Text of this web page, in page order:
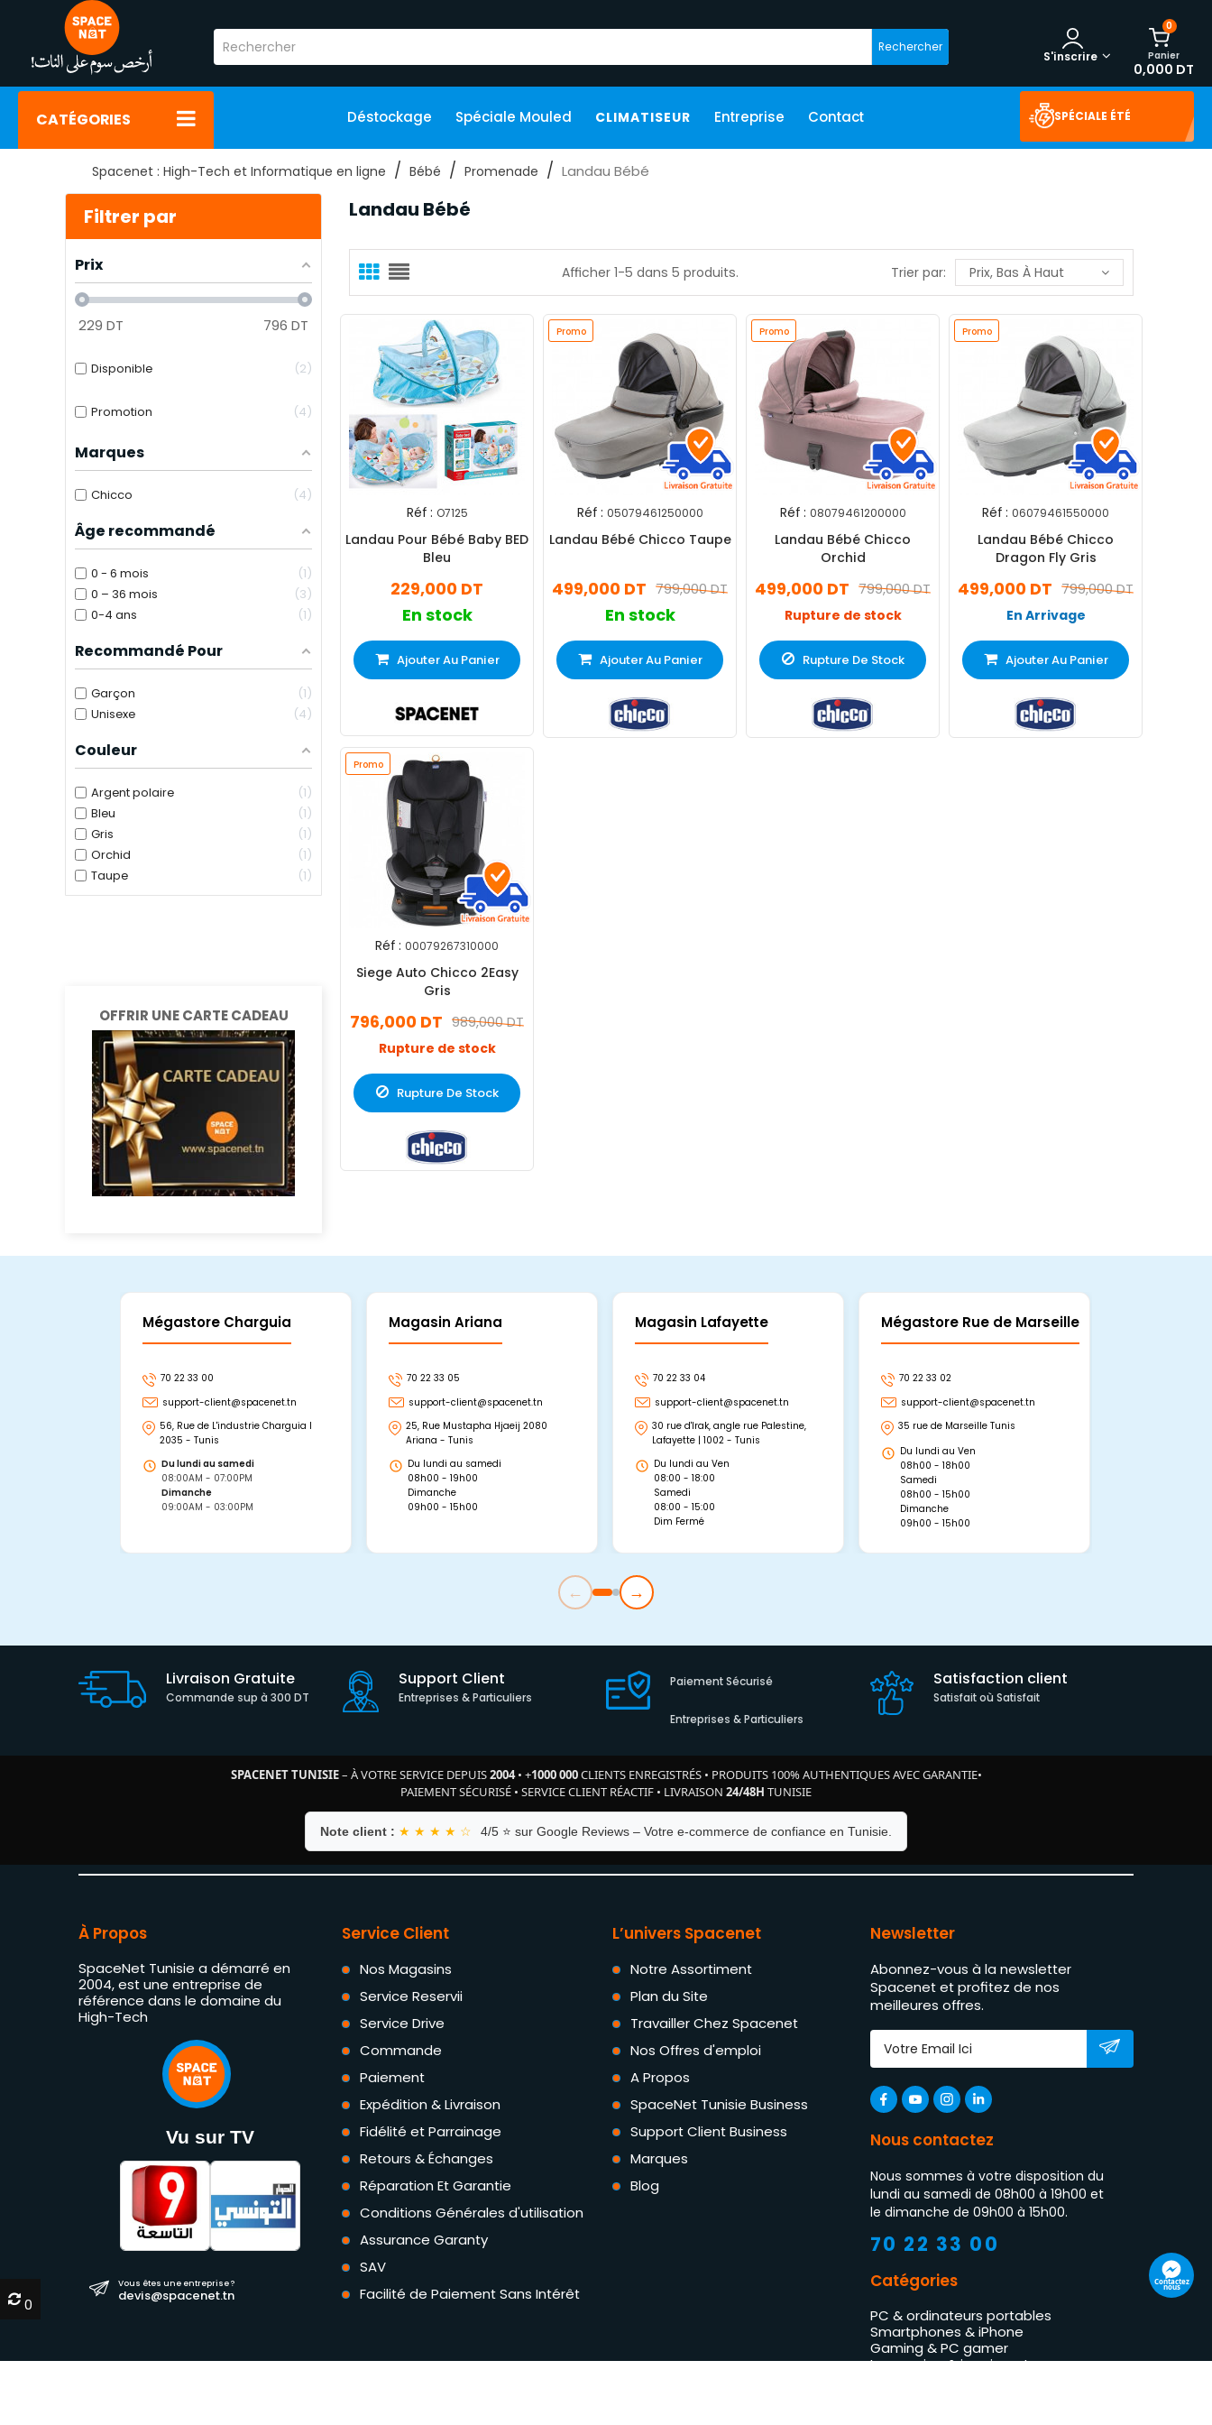
Rechercher
0
Panier
0,000 DT
S'inscrire
CATÉGORIES Déstockage Spéciale Mouled CLIMATISEUR Entreprise Contact SPÉCIALE ÉTÉ
Spacenet : High-Tech et Informatique en ligne Bébé Promenade Landau Bébé
Filtrer par
Prix
229 DT 796 DT
Disponible 2
Promotion 4
Marques
Chicco 4
Âge recommandé
0 - 6 mois
1
0 – 36 mois
3
0-4 ans
1
Recommandé Pour
Garçon
1
Unisexe
4
Couleur
Argent polaire
1
Bleu
1
Gris
1
Orchid
1
Taupe
1
OFFRIR UNE CARTE CADEAU
Landau Bébé
Afficher 1-5 dans 5 produits. Trier par: Prix, Bas À Haut
Réf : O7125
Landau Pour Bébé Baby BED
Bleu
229,000 DT
En stock
Ajouter Au Panier
Promo
Réf : 05079461250000
Landau Bébé Chicco Taupe
799,000 DT
499,000 DT
En stock
Ajouter Au Panier
Promo
Réf : 08079461200000
Landau Bébé Chicco
Orchid
799,000 DT
499,000 DT
Rupture de stock
Rupture De Stock
Promo
Réf : 06079461550000
Landau Bébé Chicco
Dragon Fly Gris
799,000 DT
499,000 DT
En Arrivage
Ajouter Au Panier
Promo
Réf : 00079267310000
Siege Auto Chicco 2Easy
Gris
989,000 DT
796,000 DT
Rupture de stock
Rupture De Stock
Mégastore Charguia
70 22 33 00
support-client@spacenet.tn
56, Rue de L'industrie Charguia I
2035 - Tunis
Du lundi au samedi
08:00AM - 07:00PM
Dimanche
09:00AM - 03:00PM
Magasin Ariana
70 22 33 05
support-client@spacenet.tn
25, Rue Mustapha Hjaeij 2080
Ariana - Tunis
Du lundi au samedi
08h00 - 19h00
Dimanche
09h00 - 15h00
Magasin Lafayette
70 22 33 04
support-client@spacenet.tn
30 rue d'Irak, angle rue Palestine,
Lafayette | 1002 - Tunis
Du lundi au Ven
08:00 - 18:00
Samedi
08:00 - 15:00
Dim Fermé
Mégastore Rue de Marseille
70 22 33 02
support-client@spacenet.tn
35 rue de Marseille Tunis
Du lundi au Ven
08h00 - 18h00
Samedi
08h00 - 15h00
Dimanche
09h00 - 15h00
← →
Livraison Gratuite
Commande sup à 300 DT
Support Client
Entreprises & Particuliers
Paiement Sécurisé
Entreprises & Particuliers
Satisfaction client
Satisfait où Satisfait
SPACENET TUNISIE– À VOTRE SERVICE DEPUIS2004• +1000 000CLIENTS ENREGISTRÉS• PRODUITS 100% AUTHENTIQUES AVEC GARANTIE•
PAIEMENT SÉCURISÉ • SERVICE CLIENT RÉACTIF • LIVRAISON 24/48H TUNISIE
Note client : ★ ★ ★ ★ ☆ 4/5 ⭐ sur Google Reviews – Votre e-commerce de confiance en Tunisie.
À Propos
SpaceNet Tunisie a démarré en
2004, est une entreprise de
référence dans le domaine du
High-Tech
Vu sur TV
Vous êtes une entreprise ?
devis@spacenet.tn
Service Client
Nos Magasins
Service Reservii
Service Drive
Commande
Paiement
Expédition & Livraison
Fidélité et Parrainage
Retours & Échanges
Réparation Et Garantie
Conditions Générales d'utilisation
Assurance Garanty
SAV
Facilité de Paiement Sans Intérêt
L’univers Spacenet
Notre Assortiment
Plan du Site
Travailler Chez Spacenet
Nos Offres d'emploi
A Propos
SpaceNet Tunisie Business
Support Client Business
Marques
Blog
Newsletter
Abonnez-vous à la newsletter
Spacenet et profitez de nos
meilleures offres.
Nous contactez
Nous sommes à votre disposition du
lundi au samedi de 08h00 à 19h00 et
le dimanche de 09h00 à 15h00.
70 22 33 00
Catégories
PC & ordinateurs portables
Smartphones & iPhone
Gaming & PC gamer
Impression & imprimantes
Contactez
nous
0
0